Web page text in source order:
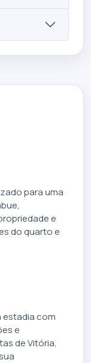
para uma
e
do quarto e
estadia com
e
de Vitória,